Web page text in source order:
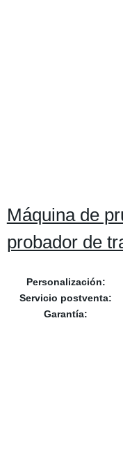
Máquina de
probador de
Personalización:
Servicio postventa:
Garantía: